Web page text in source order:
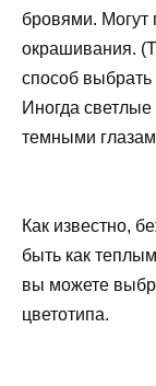
бровями. Могут
окрашивания.
способ выбрать
Иногда
темными
Как известно,
быть как
вы можете
цветотипа.